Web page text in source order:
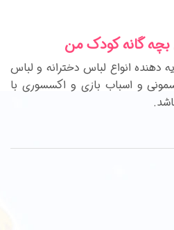
بچه گانه کودک من
انواع لباس دخترانه و لباس
و اسباب بازی و اکسسوری با